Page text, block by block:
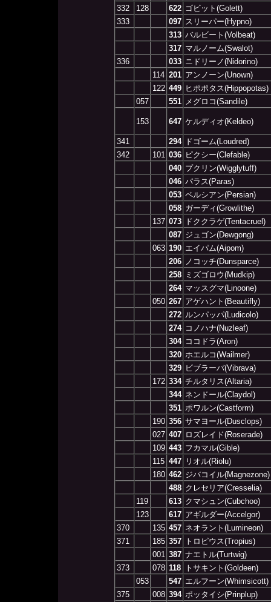
332
128 622 ゴビット(Golett)
333
097 スリーパー(Hypno)
313 バルビート(Volbeat)
317 マルノーム(Swalot)
336
033 ニドリーノ(Nidorino)
114 201 アンノーン(Unown)
122 449 ヒポポタス(Hippopotas)
057
551 メグロコ(Sandile)
153 647 ケルディオ(Keldeo)
341 294
ドゴーム(Loudred)
342
101 036 ピクシー(Clefable)
040 プクリン(Wigglytuff)
046 パラス(Paras)
053 ペルシアン(Persian)
058 ガーディ(Growlithe)
137 073
ドククラゲ(Tentacruel)
087 ジュゴン(Dewgong)
063 190 エイパム(Aipom)
206
ノコッチ(Dunsparce)
258
ミズゴロウ(Mudkip)
264 マッスグマ(Linoone)
050 267 アゲハント(Beautifly)
272 ルンパッパ(Ludicolo)
274 コノハナ(Nuzleaf)
304 ココドラ(Aron)
320 ホエルコ(Wailmer)
329 ビブラーバ(Vibrava)
172 334 チルタリス(Altaria)
344 ネンドール(Claydol)
351 ポワルン(Castform)
190 356 サマヨール(Dusclops)
027 407 ロズレイド(Roserade)
109 443 フカマル(Gible)
115 447
リオル(Riolu)
180 462 ジバコイル(Magnezone)
488 クレセリア(Cresselia)
119
613 クマシュン(Cubchoo)
123
617 アギルダー(Accelgor)
370
135 457 ネオラント(Lumineon)
371
185 357
トロピウス(Tropius)
001 387 ナエトル(Turtwig)
373
078 118
トサキント(Goldeen)
053
547 エルフーン(Whimsicott)
375
008 394 ポッタイシ(Prinplup)